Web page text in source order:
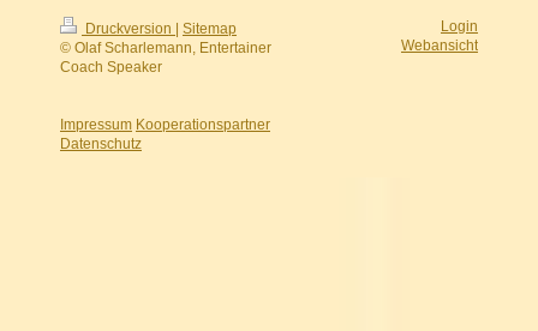
Druckversion | Sitemap
© Olaf Scharlemann, Entertainer
Coach Speaker
Impressum Kooperationspartner
Datenschutz
Login
Webansicht